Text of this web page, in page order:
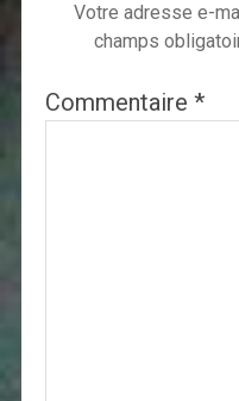
Votre adresse e-
champs
Commentaire *